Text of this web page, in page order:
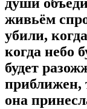
души
живьём
убили,
когда небо
будет
приближен,
она